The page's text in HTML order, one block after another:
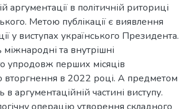
аргументації в політичній риториці
Метою публікації є виявлення
у виступах українського Президента.
та внутрішні
упродовж перших місяців
вторгнення в 2022 році. А предметом
аргументаційній частині виступу.